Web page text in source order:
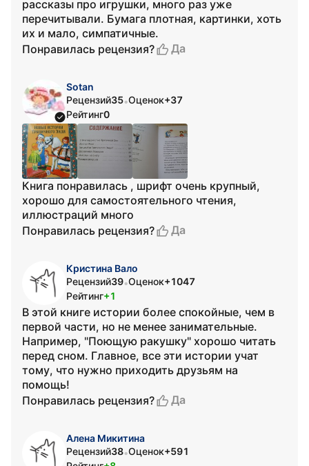
рассказы про игрушки, много раз уже
перечитывали. Бумага плотная, картинки, хоть
их и мало, симпатичные.
Понравилась рецензия?
Да
Sotan
Рецензий35•Оценок+37
Рейтинг0
Книга понравилась , шрифт очень крупный,
хорошо для самостоятельного чтения,
иллюстраций много
Понравилась рецензия?
Да
Кристина Вало
Рецензий39•Оценок+1047
Рейтинг+1
В этой книге истории более спокойные, чем в
первой части, но не менее занимательные.
Например, "Поющую ракушку" хорошо читать
перед сном. Главное, все эти истории учат
тому, что нужно приходить друзьям на
помощь!
Понравилась рецензия?
Да
Алена Микитина
Рецензий38•Оценок+591